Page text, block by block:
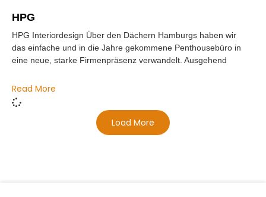
HPG
HPG Interiordesign Über den Dächern Hamburgs haben wir
das einfache und in die Jahre gekommene Penthousebüro in
eine neue, starke Firmenpräsenz verwandelt. Ausgehend
Read More
Load More